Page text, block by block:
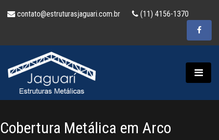
contato@estruturasjaguari.com.br (11) 4156-1370
Cobertura Metálica em Arco